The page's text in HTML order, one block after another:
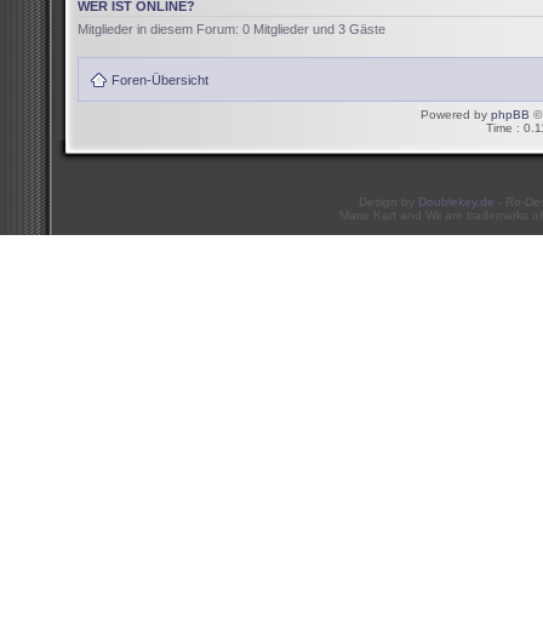
WER IST ONLINE?
Mitglieder in diesem Forum: 0 Mitglieder und 3 Gäste
Foren-Übersicht
Powered by phpBB ©
Time :
Design by Doublekey.de - Re-
Mario Kart and Wii are trademarks